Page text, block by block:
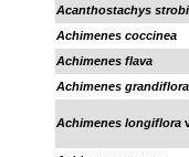
Acanthostachys
Achimenes coccinea
Achimenes flava
Achimenes grandiflora
Achimenes longiflora